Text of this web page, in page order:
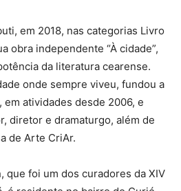
em 2018, nas categorias Livro
obra independente “À cidade”,
da literatura cearense.
onde sempre viveu, fundou a
atividades desde 2006, e
diretor e dramaturgo, além de
de Arte CriAr.
que foi um dos curadores da XIV